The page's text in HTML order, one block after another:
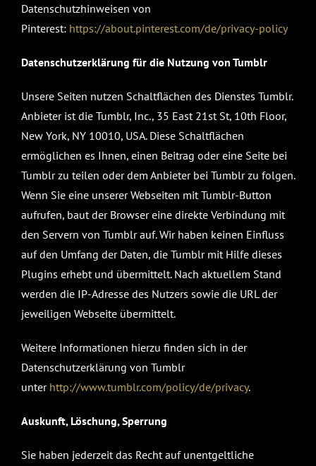
Datenschutzhinweisen von
Pinterest: https://about.pinterest.com/de/privacy-policy
Datenschutzerklärung für die Nutzung von Tumblr
Unsere Seiten nutzen Schaltflächen des Dienstes Tumblr.
Anbieter ist die Tumblr, Inc., 35 East 21st St, 10th Floor,
New York, NY 10010, USA. Diese Schaltflächen
ermöglichen es Ihnen, einen Beitrag oder eine Seite bei
Tumblr zu teilen oder dem Anbieter bei Tumblr zu folgen.
Wenn Sie eine unserer Webseiten mit Tumblr-Button
aufrufen, baut der Browser eine direkte Verbindung mit
den Servern von Tumblr auf. Wir haben keinen Einfluss
auf den Umfang der Daten, die Tumblr mit Hilfe dieses
Plugins erhebt und übermittelt. Nach aktuellem Stand
werden die IP-Adresse des Nutzers sowie die URL der
jeweiligen Webseite übermittelt.
Weitere Informationen hierzu finden sich in der
Datenschutzerklärung von Tumblr
unter http://www.tumblr.com/policy/de/privacy.
Auskunft, Löschung, Sperrung
Sie haben jederzeit das Recht auf unentgeltliche